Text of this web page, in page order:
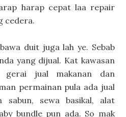
harap cepat laa repair
cedera.
duit juga lah ye. Sebab
yang dijual. Kat kawasan
jual makanan dan
permainan pula ada jual
sabun, sewa basikal, alat
bundle pun ada. So mak